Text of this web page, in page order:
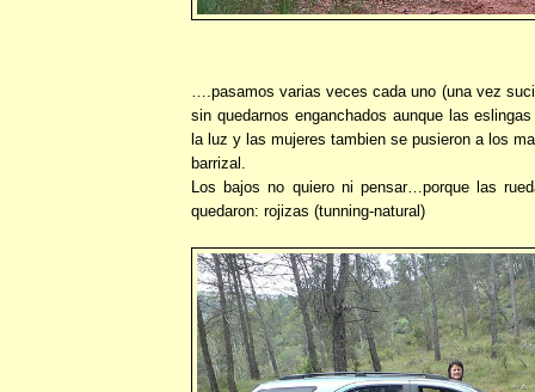
….pasamos varias veces cada uno (una vez
sin quedarnos enganchados aunque las
la luz y las mujeres tambien se pusieron a los
barrizal.
Los bajos no quiero ni pensar…porque las
quedaron: rojizas (tunning-natural)